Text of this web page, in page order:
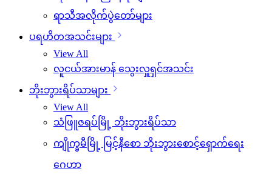
ရာသီအလိုက်ပွဲတော်များ
ပရဟိတအသင်းများ
View All
လူငယ်အားမာန် သွေးလှူရှင်အသင်း
ဘိုးဘွားရိပ်သာများ
View All
သံဖြူဇရပ်မြို့ ဘိုးဘွားရိပ်သာ
ကျိုက္ခမီမြို့ မြင့်နီစော ဘိုးဘွားစောင့်ရှောက်ရေး
ဂေဟာ